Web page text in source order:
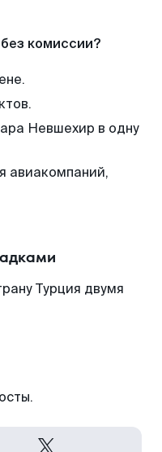
комиссии?
Невшехир в одну
авиакомпаний,
Турция двумя